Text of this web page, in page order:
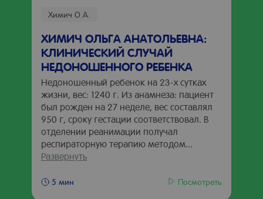
Химич О.А.
ХИМИЧ ОЛЬГА АНАТОЛЬЕВНА:
КЛИНИЧЕСКИЙ СЛУЧАЙ
НЕДОНОШЕННОГО РЕБЕНКА
Недоношенный ребенок на 23-х сутках
жизни, вес: 1240 г. Из анамнеза: пациент
был рожден на 27 неделе, вес составлял
950 г, сроку гестации соответствовал. В
отделении реанимации получал
респираторную терапию методом...
Развернуть
5 мин Посмотреть